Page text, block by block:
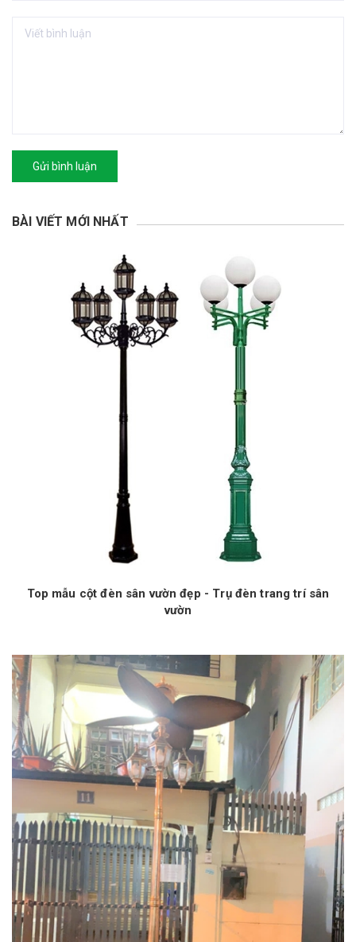
Gửi bình luận
BÀI VIẾT MỚI NHẤT
Top mẫu cột đèn sân vườn đẹp - Trụ đèn trang trí sân
vườn